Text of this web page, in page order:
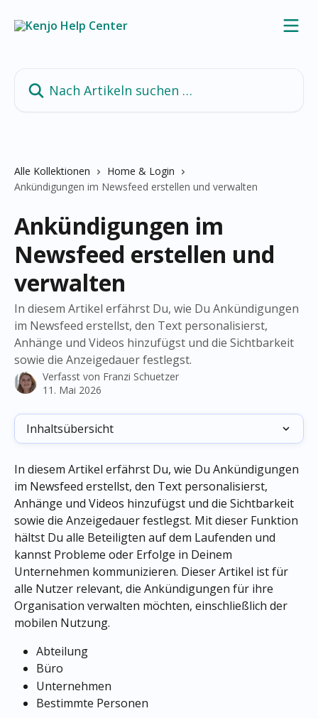
Alle Kollektionen
Home & Login
Ankündigungen im Newsfeed erstellen und verwalten
Ankündigungen im
Newsfeed erstellen und
verwalten
In diesem Artikel erfährst Du, wie Du Ankündigungen
im Newsfeed erstellst, den Text personalisierst,
Anhänge und Videos hinzufügst und die Sichtbarkeit
sowie die Anzeigedauer festlegst.
Verfasst von Franzi Schuetzer
11. Mai 2026
Inhaltsübersicht
In diesem Artikel erfährst Du, wie Du Ankündigungen
im Newsfeed erstellst, den Text personalisierst,
Anhänge und Videos hinzufügst und die Sichtbarkeit
sowie die Anzeigedauer festlegst. Mit dieser Funktion
hältst Du alle Beteiligten auf dem Laufenden und
kannst Probleme oder Erfolge in Deinem
Unternehmen kommunizieren. Dieser Artikel ist für
alle Nutzer relevant, die Ankündigungen für ihre
Organisation verwalten möchten, einschließlich der
mobilen Nutzung.
Abteilung
Büro
Unternehmen
Bestimmte Personen